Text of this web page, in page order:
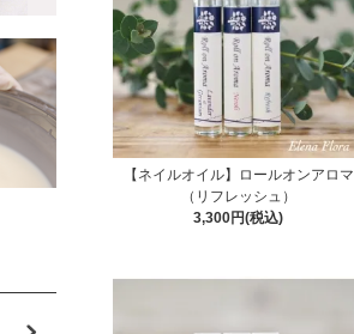
【ネイルオイル】ロールオンアロマ
（リフレッシュ）
3,300円(税込)